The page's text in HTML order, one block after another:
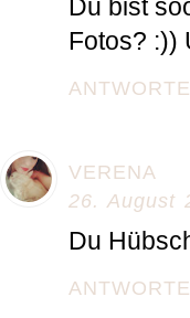
Du bist
Fotos? :))
VERENA
26. August
Du